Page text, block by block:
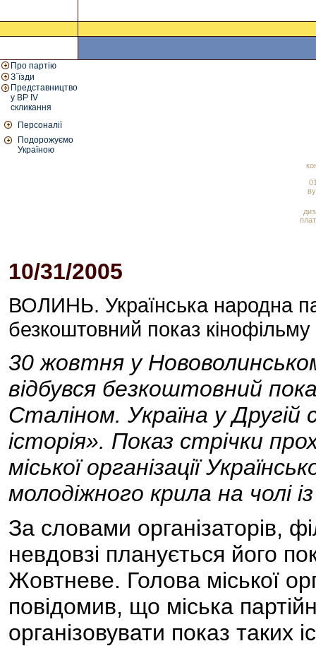
Про партію
З`їзди
Представництво
у ВР IV
скликання
Персоналії
Подорожуємо
Україною
10/31/2005
ВОЛИНЬ. Українська народна
безкоштовний показ
30 жовтня у
відбувся безкоштовний
Сталіном. Україна у Другій
історія». Показ стрічки
міської організації
молодіжного крила на
За словами організаторів,
невдовзі планується його
Жовтневе. Голова міської
повідомив, що міська
організовувати показ таких